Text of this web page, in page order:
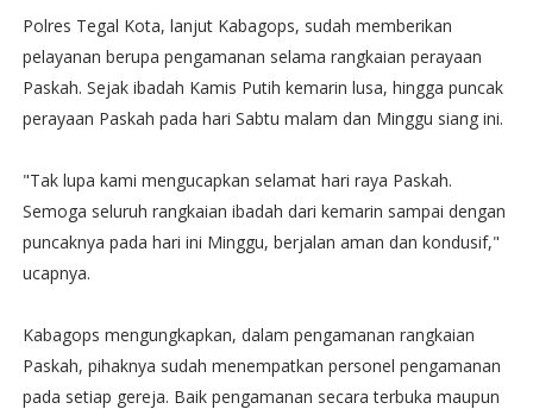
Polres Tegal Kota, lanjut Kabagops, sudah memberikan
pelayanan berupa pengamanan selama rangkaian perayaan
Paskah. Sejak ibadah Kamis Putih kemarin lusa, hingga puncak
perayaan Paskah pada hari Sabtu malam dan Minggu siang ini.
"Tak lupa kami mengucapkan selamat hari raya Paskah.
Semoga seluruh rangkaian ibadah dari kemarin sampai dengan
puncaknya pada hari ini Minggu, berjalan aman dan kondusif,"
ucapnya.
Kabagops mengungkapkan, dalam pengamanan rangkaian
Paskah, pihaknya sudah menempatkan personel pengamanan
pada setiap gereja. Baik pengamanan secara terbuka maupun